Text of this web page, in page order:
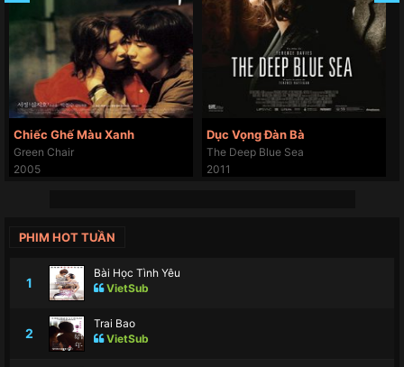
Chiếc Ghế Màu Xanh
Green Chair
2005
Dục Vọng Đàn Bà
The Deep Blue Sea
2011
PHIM HOT TUẦN
1
Bài Học Tình Yêu
VietSub
2
Trai Bao
VietSub